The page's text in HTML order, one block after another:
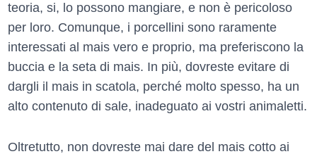
teoria, si, lo possono mangiare, e non è pericoloso
per loro. Comunque, i porcellini sono raramente
interessati al mais vero e proprio, ma preferiscono la
buccia e la seta di mais. In più, dovreste evitare di
dargli il mais in scatola, perché molto spesso, ha un
alto contenuto di sale, inadeguato ai vostri animaletti.
Oltretutto, non dovreste mai dare del mais cotto ai